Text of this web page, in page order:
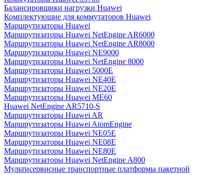
Балансировщики нагрузки Huawei
Комплектующие для коммутаторов Huawei
Маршрутизаторы Huawei
Маршрутизаторы Huawei NetEngine AR6000
Маршрутизаторы Huawei NetEngine AR8000
Маршрутизаторы Huawei NE9000
Маршрутизаторы Huawei NetEngine 8000
Маршрутизаторы Huawei 5000E
Маршрутизаторы Huawei NE40E
Маршрутизаторы Huawei NE20E
Маршрутизаторы Huawei ME60
Huawei NetEngine AR5710-S
Маршрутизаторы Huawei AR
Маршрутизаторы Huawei AtomEngine
Маршрутизаторы Huawei NE05E
Маршрутизаторы Huawei NE08E
Маршрутизаторы Huawei NE80E
Маршрутизаторы Huawei NetEngine A800
Мультисервисные транспортные платформы пакетной